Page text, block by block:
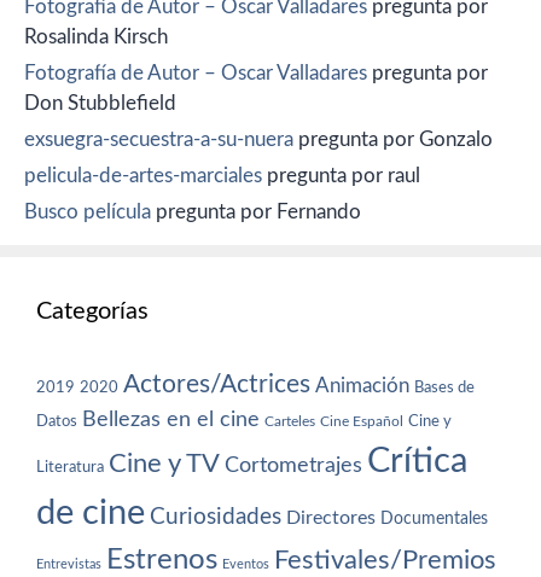
Fotografía de Autor – Oscar Valladares pregunta por
Rosalinda Kirsch
Fotografía de Autor – Oscar Valladares pregunta por
Don Stubblefield
exsuegra-secuestra-a-su-nuera pregunta por Gonzalo
pelicula-de-artes-marciales pregunta por raul
Busco película pregunta por Fernando
Categorías
2019 2020 Actores/Actrices Animación Bases de
Datos Bellezas en el cine Carteles Cine Español Cine y
Literatura Cine y TV Cortometrajes Crítica
de cine Curiosidades Directores Documentales
Entrevistas Estrenos Eventos Festivales/Premios